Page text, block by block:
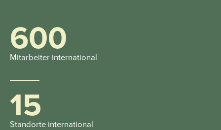
600
Mitarbeiter international
15
Standorte international